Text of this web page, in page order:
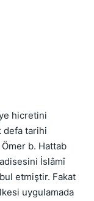
hicretini
defa tarihi
Ömer b. Hattab
İslâmî
etmiştir. Fakat
uygulamada